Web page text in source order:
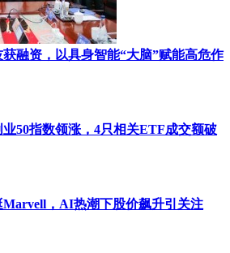
融资，以具身智能“大脑”赋能高危作
50指数领涨，4只相关ETF成交额破
，AI热潮下股价飙升引关注